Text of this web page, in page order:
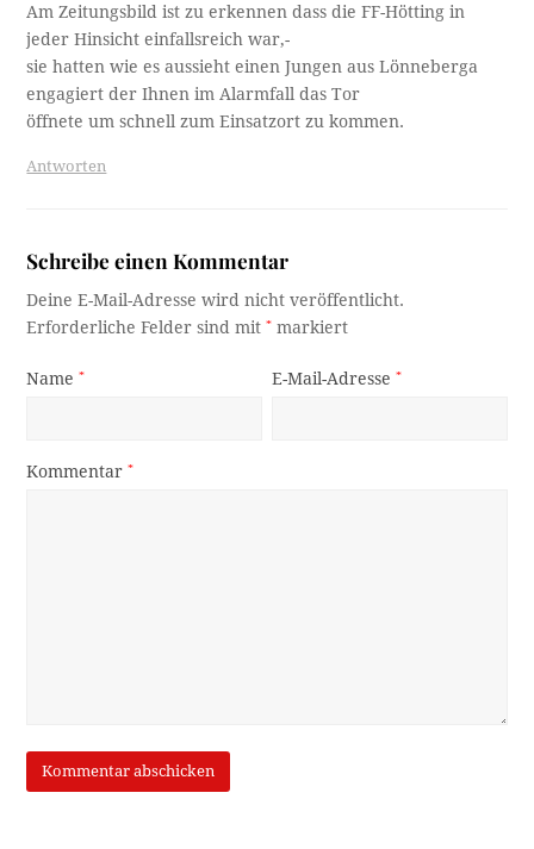
Am Zeitungsbild ist zu erkennen dass die FF-Hötting in
jeder Hinsicht einfallsreich war,-
sie hatten wie es aussieht einen Jungen aus Lönneberga
engagiert der Ihnen im Alarmfall das Tor
öffnete um schnell zum Einsatzort zu kommen.
Antworten
Schreibe einen Kommentar
Deine E-Mail-Adresse wird nicht veröffentlicht.
Erforderliche Felder sind mit* markiert
Name* E-Mail-Adresse*
Kommentar*